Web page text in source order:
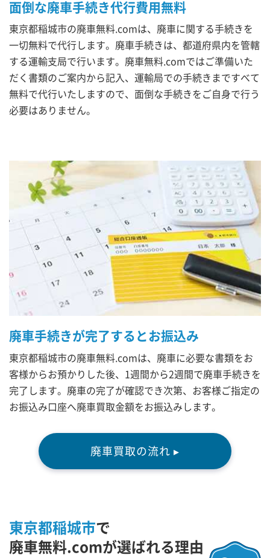
面倒な廃車手続き代行費用無料
東京都稲城市の廃車無料.comは、廃車に関する手続きを
一切無料で代行します。廃車手続きは、都道府県内を管轄
する運輸支局で行います。廃車無料.comではご準備いた
だく書類のご案内から記入、運輸局での手続きまですべて
無料で代行いたしますので、面倒な手続きをご自身で行う
必要はありません。
廃車手続きが完了するとお振込み
東京都稲城市の廃車無料.comは、廃車に必要な書類をお
客様からお預かりした後、1週間から2週間で廃車手続きを
完了します。廃車の完了が確認でき次第、お客様ご指定の
お振込み口座へ廃車買取金額をお振込みします。
廃車買取の流れ ▸
東京都稲城市で
廃車無料.comが選ばれる理由